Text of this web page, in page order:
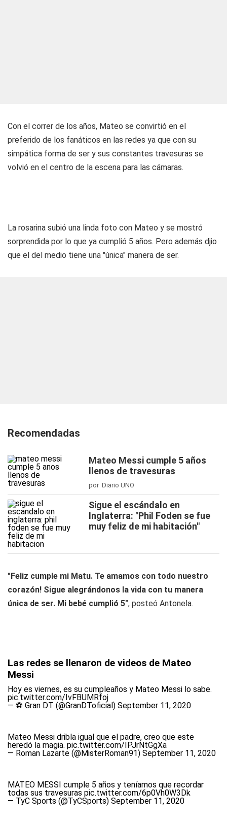
Con el correr de los años, Mateo se convirtió en el
preferido de los fanáticos en las redes ya que con su
simpática forma de ser y sus constantes travesuras se
volvió en el centro de la escena para las cámaras.
La rosarina subió una linda foto con Mateo y se mostró
sorprendida por lo que ya cumplió 5 años. Pero además djio
que el del medio tiene una "única" manera de ser.
Recomendadas
Mateo Messi cumple 5 años
llenos de travesuras
por Diario UNO
Sigue el escándalo en
Inglaterra: "Phil Foden se fue
muy feliz de mi habitación"
"Feliz cumple mi Matu. Te amamos con todo nuestro
corazón! Sigue alegrándonos la vida con tu manera
única de ser. Mi bebé cumplió 5", posteó Antonela.
Las redes se llenaron de videos de Mateo
Messi
Hoy es viernes, es su cumpleaños y Mateo Messi lo sabe.
pic.twitter.com/IvFBUMRfoj
— ⚽️ Gran DT (@GranDToficial) September 11, 2020
Mateo Messi dribla igual que el padre, creo que este
heredó la magia. pic.twitter.com/IPJrNtGgXa
— Roman Lazarte (@MisterRoman91) September 11, 2020
MATEO MESSI cumple 5 años y teníamos que recordar
todas sus travesuras pic.twitter.com/6p0Vh0W3Dk
— TyC Sports (@TyCSports) September 11, 2020